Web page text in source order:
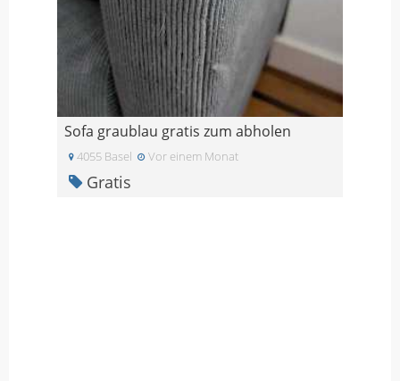
Sofa graublau gratis zum abholen
4055 Basel Vor einem Monat
Gratis